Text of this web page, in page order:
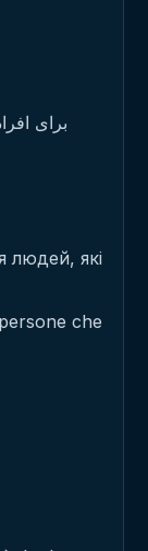
людей, які
che